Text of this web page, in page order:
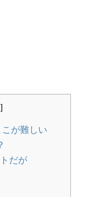
]
が難しい
だが